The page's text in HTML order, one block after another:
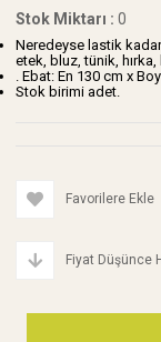
Stok Miktarı : 0
Neredeyse lastik
etek, bluz, tünik,
. Ebat: En 130 cm x
Stok birimi adet.
Favorilere Ekle
Fiyat Düşünce